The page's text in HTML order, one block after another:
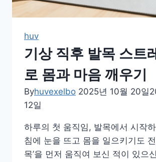
목
이
루
틴
huv
기상 직후 발목 스트
로 몸과 마음 깨우기
Byhuvexelbo 2025년 10월 20일
12일
하루의 첫 움직임, 발목에서 시작
침에 눈을 뜨고 몸을 일으키기도
목’을 먼저 움직여 보신 적이 있으